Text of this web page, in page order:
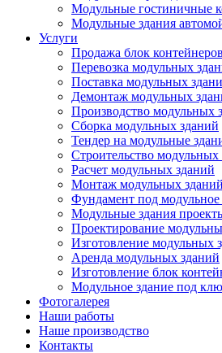
Модульные гостиничные
Модульные здания
Услуги
Продажа блок контейнеров
Перевозка модульных
Поставка модульных
Демонтаж модульных
Производство модульных
Сборка модульных зданий
Тендер на модульные
Строительство модульных
Расчет модульных зданий
Монтаж модульных зданий
Фундамент под модульное
Модульные здания
Проектирование
Изготовление модульных
Аренда модульных зданий
Изготовление блок
Модульное здание под
Фотогалерея
Наши работы
Наше производство
Контакты